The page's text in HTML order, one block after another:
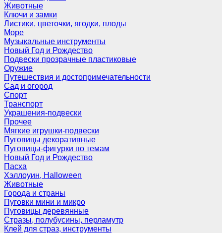
Животные
Ключи и замки
Листики, цветочки, ягодки, плоды
Море
Музыкальные инструменты
Новый Год и Рождество
Подвески прозрачные пластиковые
Оружие
Путешествия и достопримечательности
Сад и огород
Спорт
Транспорт
Украшения-подвески
Прочее
Мягкие игрушки-подвески
Пуговицы декоративные
Пуговицы-фигурки по темам
Новый Год и Рождество
Пасха
Хэллоуин, Halloween
Животные
Города и страны
Пуговки мини и микро
Пуговицы деревянные
Стразы, полубусины, перламутр
Клей для страз, инструменты